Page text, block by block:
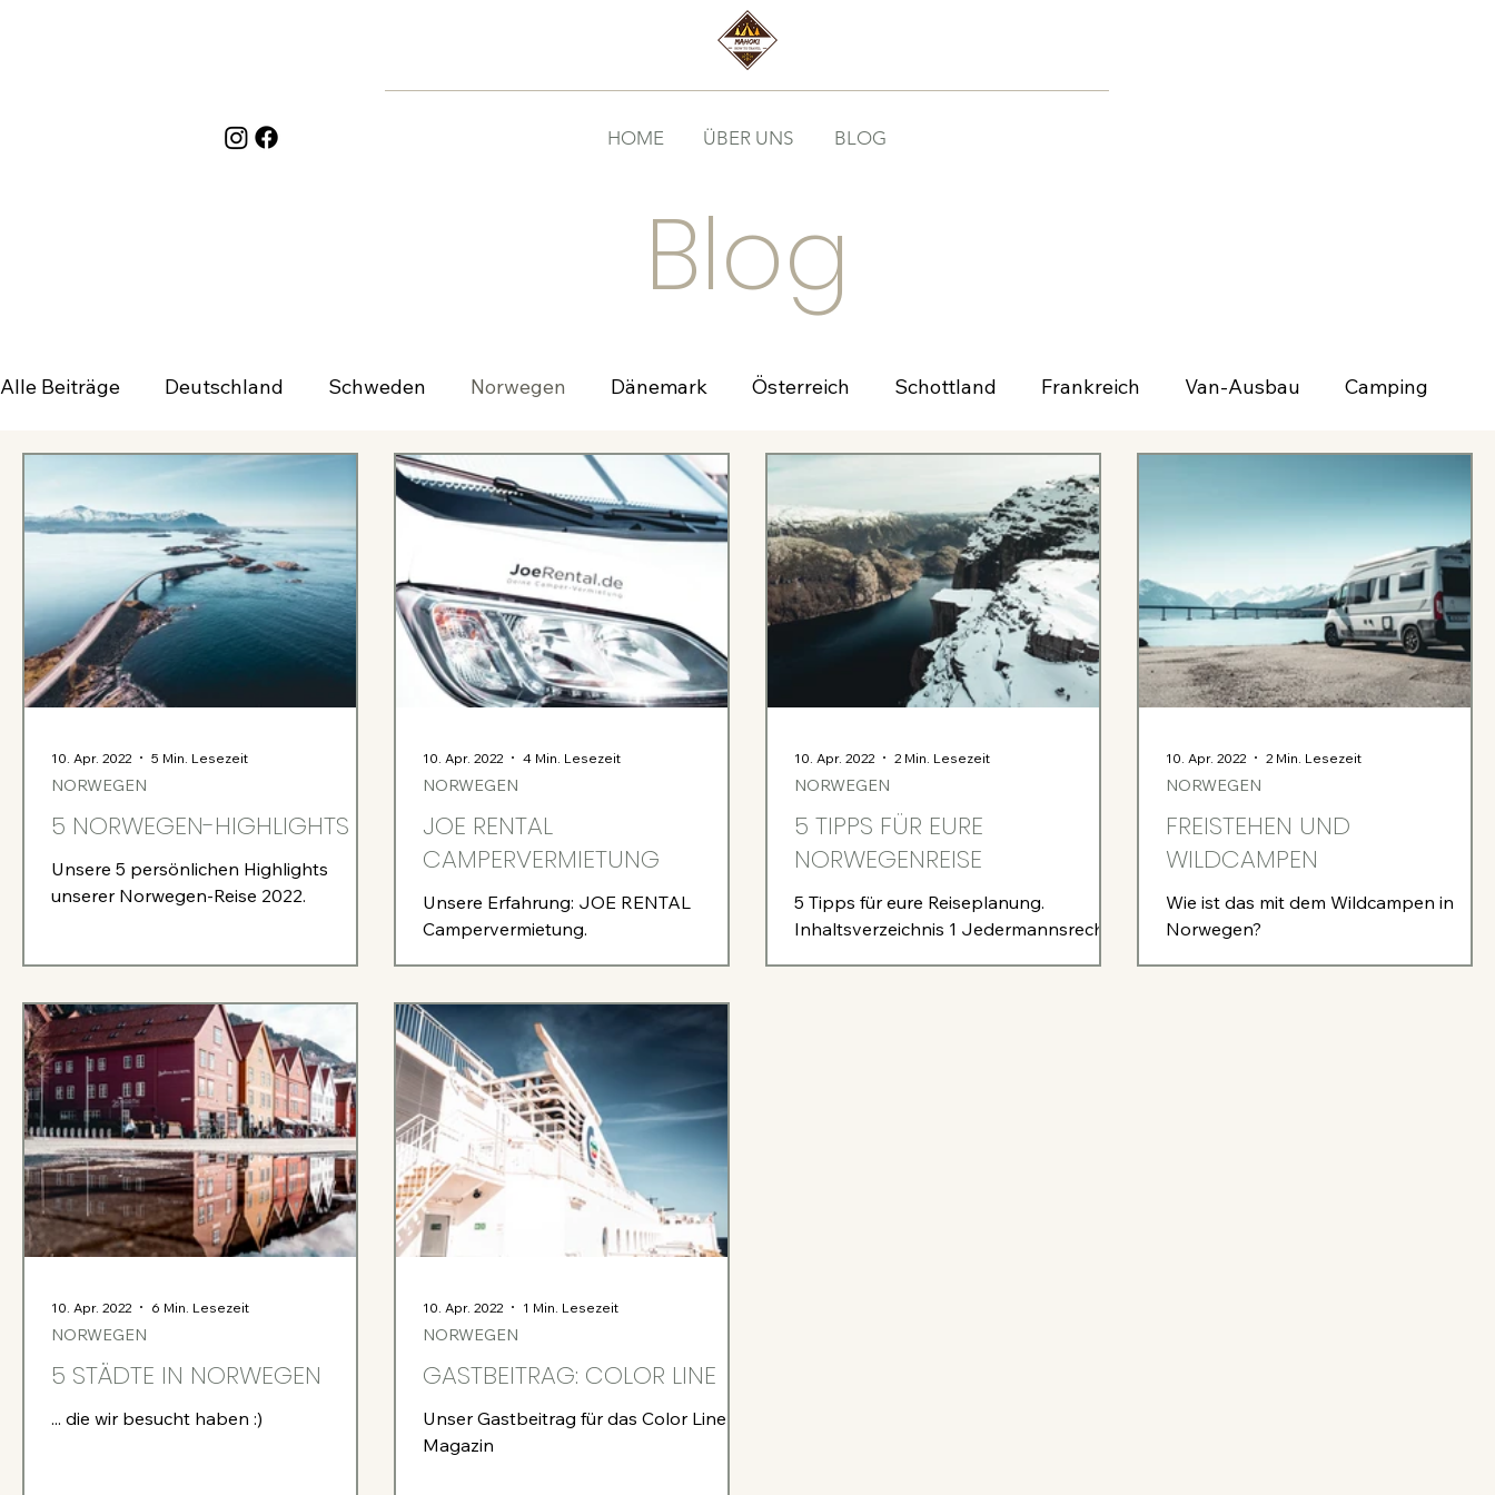
HOME ÜBER UNS BLOG
Blog
Alle Beiträge Deutschland Schweden Norwegen Dänemark Österreich Schottland Frankreich Van-Ausbau Camping
5 NORWEGEN-HIGHLIGHTS
Unsere 5 persönlichen Highlights
unserer Norwegen-Reise 2022.
NORWEGEN
10. Apr. 2022 5 Min. Lesezeit
JOE RENTAL
CAMPERVERMIETUNG
Unsere Erfahrung: JOE RENTAL
Campervermietung.
NORWEGEN
10. Apr. 2022 4 Min. Lesezeit
5 TIPPS FÜR EURE
NORWEGENREISE
5 Tipps für eure Reiseplanung.
Inhaltsverzeichnis 1 Jedermannsrecht 2
NORWEGEN
10. Apr. 2022 2 Min. Lesezeit
FREISTEHEN UND
WILDCAMPEN
Wie ist das mit dem Wildcampen in
Norwegen?
NORWEGEN
10. Apr. 2022 2 Min. Lesezeit
5 STÄDTE IN NORWEGEN
... die wir besucht haben :)
NORWEGEN
10. Apr. 2022 6 Min. Lesezeit
GASTBEITRAG: COLOR LINE
Unser Gastbeitrag für das Color Line
Magazin
NORWEGEN
10. Apr. 2022 1 Min. Lesezeit